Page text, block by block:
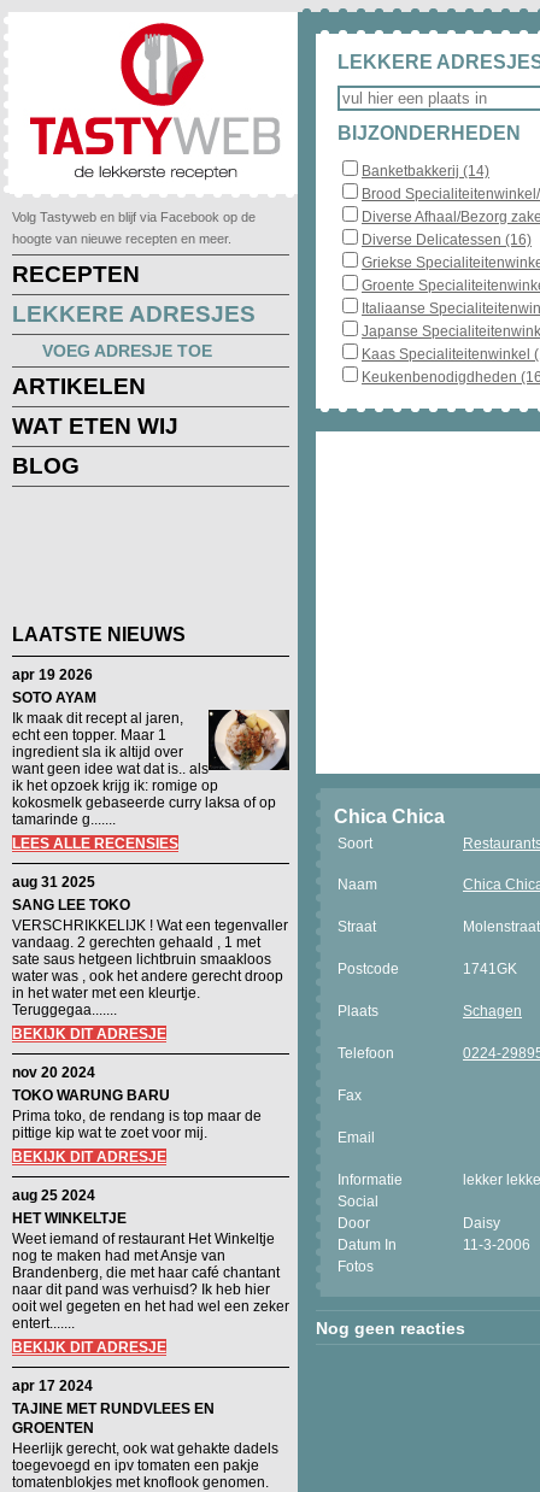
Volg Tastyweb en blijf via Facebook op de
hoogte van nieuwe recepten en meer.
RECEPTEN
LEKKERE ADRESJES
VOEG ADRESJE TOE
ARTIKELEN
WAT ETEN WIJ
BLOG
LAATSTE NIEUWS
apr 19 2026
SOTO AYAM
Ik maak dit recept al jaren,
echt een topper. Maar 1
ingredient sla ik altijd over
want geen idee wat dat is.. als
ik het opzoek krijg ik: romige op
kokosmelk gebaseerde curry laksa of op
tamarinde g.......
LEES ALLE RECENSIES
aug 31 2025
SANG LEE TOKO
VERSCHRIKKELIJK ! Wat een tegenvaller
vandaag. 2 gerechten gehaald , 1 met
sate saus hetgeen lichtbruin smaakloos
water was , ook het andere gerecht droop
in het water met een kleurtje.
Teruggegaa.......
BEKIJK DIT ADRESJE
nov 20 2024
TOKO WARUNG BARU
Prima toko, de rendang is top maar de
pittige kip wat te zoet voor mij.
BEKIJK DIT ADRESJE
aug 25 2024
HET WINKELTJE
Weet iemand of restaurant Het Winkeltje
nog te maken had met Ansje van
Brandenberg, die met haar café chantant
naar dit pand was verhuisd? Ik heb hier
ooit wel gegeten en het had wel een zeker
entert.......
BEKIJK DIT ADRESJE
apr 17 2024
TAJINE MET RUNDVLEES EN
GROENTEN
Heerlijk gerecht, ook wat gehakte dadels
toegevoegd en ipv tomaten een pakje
tomatenblokjes met knoflook genomen.
LEKKERE
BIJZONDERHEDEN
Banketbakkerij (14)
Brood
Diverse Afhaal/Bezorg
Diverse Delicatessen (16)
Griekse
Groente
Italiaanse
Japanse
Kaas Specialiteitenwinkel
Keukenbenodigdheden
Chica Chica
Soort
Naam Chica
Straat
Postcode 1741GK
Plaats Schagen
Telefoon 0224-
Fax
Email
Informatie
lekker
Social
Door
Daisy
Datum In
11-3-2006
Fotos
Nog geen reacties